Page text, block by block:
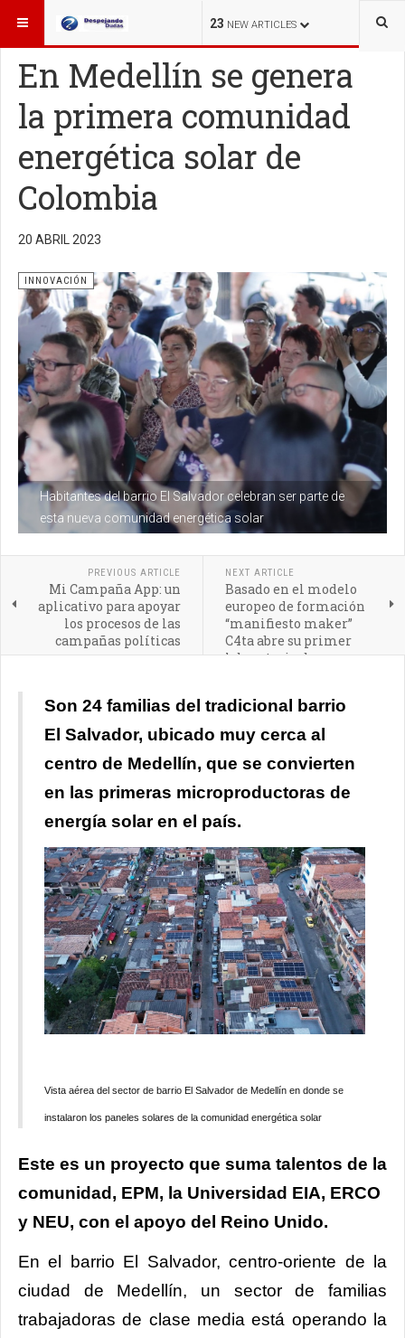
23 NEW ARTICLES
ESTÁ AQUÍ: INNOVACIÓN
En Medellín se genera
la primera comunidad
energética solar de
Colombia
20 ABRIL 2023
Habitantes del barrio El Salvador celebran ser parte de
esta nueva comunidad energética solar
INNOVACIÓN
PREVIOUS ARTICLE
Mi Campaña App: un
aplicativo para apoyar
los procesos de las
campañas políticas
NEXT ARTICLE
Basado en el modelo
europeo de formación
“manifiesto maker”
C4ta abre su primer
laboratorio de
Son 24 familias del tradicional barrio
El Salvador, ubicado muy cerca al
centro de Medellín, que se convierten
en las primeras microproductoras de
energía solar en el país.
Vista aérea del sector de barrio El Salvador de Medellín en donde se
instalaron los paneles solares de la comunidad energética solar
Este es un proyecto que suma talentos de la
comunidad, EPM, la Universidad EIA, ERCO
y NEU, con el apoyo del Reino Unido.
En el barrio El Salvador, centro-oriente de la
ciudad de Medellín, un sector de familias
trabajadoras de clase media está operando la